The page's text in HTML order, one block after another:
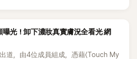
光！卸下濃妝真實膚況全看光 網
道，由4位成員組成，憑藉〈Touch My